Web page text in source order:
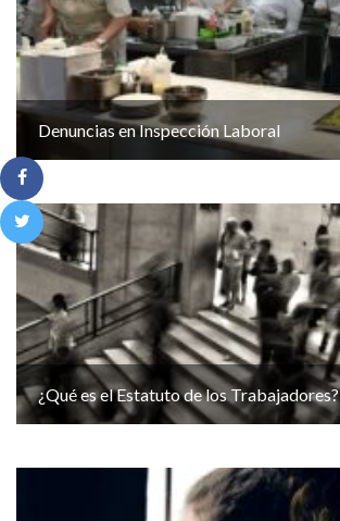
Denuncias en Inspección Laboral
¿Qué es el Estatuto de los Trabajadores?